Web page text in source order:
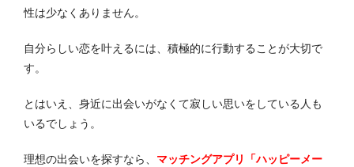
性は少なくありません。
自分らしい恋を叶えるには、積極的に行動することが大切で
す。
とはいえ、身近に出会いがなくて寂しい思いをしている人も
いるでしょう。
理想の出会いを探すなら、 マッチングアプリ「ハッピーメー